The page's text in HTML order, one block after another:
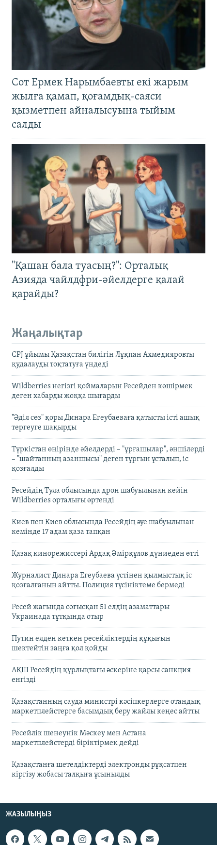
Сот Ермек Нарымбаевты екі жарым
жылға қамап, қоғамдық-саяси
қызметпен айналысуына тыйым
салды
"Қашан бала туасың?": Орталық
Азияда чайлдфри-әйелдерге қалай
қарайды?
Жаңалықтар
CPJ ұйымы Қазақстан билігін Лұқпан Ахмедияровты
қудалауды тоқтатуға үндеді
Wildberries негізгі қоймаларын Ресейден көшірмек
деген хабарды жоққа шығарды
"Әділ сөз" қоры Динара Егеубаеваға қатысты істі ашық
тергеуге шақырды
Түркістан өңірінде әйелдерді – "ұрғашылар", әншілерді
– "шайтанның азаншысы" деген тұрғын ұсталып, іс
қозғалды
Ресейдің Тула облысында дрон шабуылынан кейін
Wildberries орталығы өртенді
Киев пен Киев облысында Ресейдің әуе шабуылынан
кемінде 17 адам қаза тапқан
Қазақ кинорежиссері Ардақ Әмірқұлов дүниеден өтті
Журналист Динара Егеубаева үстінен қылмыстық іс
қозғалғанын айтты. Полиция түсініктеме бермеді
Ресей жағында соғысқан 51 елдің азаматтары
Украинада тұтқында отыр
Путин елден кеткен ресейліктердің құқығын
шектейтін заңға қол қойды
АҚШ Ресейдің құрлықтағы әскеріне қарсы санкция
енгізді
Қазақстанның сауда министрі кәсіпкерлерге отандық
маркетплейстерге басымдық беру жайлы кеңес айтты
Ресейлік шенеунік Мәскеу мен Астана
маркетплейстерді біріктірмек дейді
Қазақстанға шетелдіктерді электронды рұқсатпен
кіргізу жобасы талқыға ұсынылды
ЖАЗЫЛЫҢЫЗ